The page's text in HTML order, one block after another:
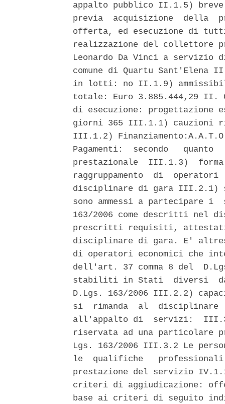
appalto pubblico II.1.5)
previa  acquisizione  della
offerta, ed esecuzione di
realizzazione del collettore
Leonardo Da Vinci a servizio
comune di Quartu Sant'Elena
in lotti: no II.1.9)
totale: Euro 3.885.444,29 II.
di esecuzione:
giorni 365 III.1.1) cauzioni
III.1.2)
Pagamenti:  secondo
prestazionale  III.1.3)
raggruppamento  di
disciplinare di gara III.2.1)
sono ammessi a
163/2006 come descritti nel
prescritti requisiti, attestati
disciplinare di gara. E'
di operatori economici che
dell'art. 37 comma 8 del
stabiliti in Stati  diversi
D.Lgs. 163/2006 III.2.2)
si  rimanda  al
all'appalto di  servizi:
riservata ad una
Lgs. 163/2006 III.3.2 Le
le  qualifiche
prestazione del servizio
criteri di aggiudicazione:
base ai criteri di seguito